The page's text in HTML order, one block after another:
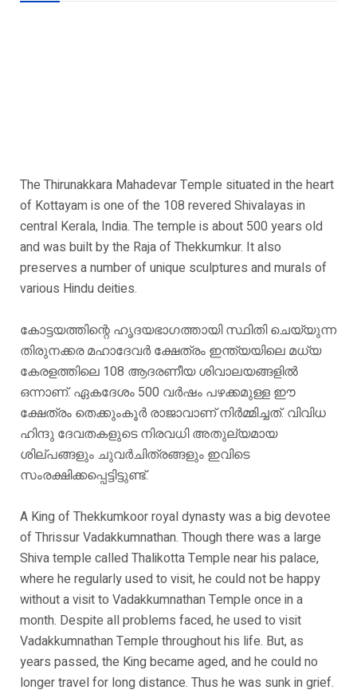
The Thirunakkara Mahadevar Temple situated in the heart
of Kottayam is one of the 108 revered Shivalayas in
central Kerala, India. The temple is about 500 years old
and was built by the Raja of Thekkumkur. It also
preserves a number of unique sculptures and murals of
various Hindu deities.
കോട്ടയത്തിന്റെ ഹൃദയഭാഗത്തായി സ്ഥിതി ചെയ്യുന്ന
തിരുനക്കര മഹാദേവർ ക്ഷേത്രം ഇന്ത്യയിലെ മധ്യ
കേരളത്തിലെ 108 ആദരണീയ ശിവാലയങ്ങളിൽ
ഒന്നാണ്. ഏകദേശം 500 വർഷം പഴക്കമുള്ള ഈ
ക്ഷേത്രം തെക്കുംകൂർ രാജാവാണ് നിർമ്മിച്ചത്. വിവിധ
ഹിന്ദു ദേവതകളുടെ നിരവധി അതുല്യമായ
ശില്പങ്ങളും ചുവർചിത്രങ്ങളും ഇവിടെ
സംരക്ഷിക്കപ്പെട്ടിട്ടുണ്ട്.
A King of Thekkumkoor royal dynasty was a big devotee
of Thrissur Vadakkumnathan. Though there was a large
Shiva temple called Thalikotta Temple near his palace,
where he regularly used to visit, he could not be happy
without a visit to Vadakkumnathan Temple once in a
month. Despite all problems faced, he used to visit
Vadakkumnathan Temple throughout his life. But, as
years passed, the King became aged, and he could no
longer travel for long distance. Thus he was sunk in grief.